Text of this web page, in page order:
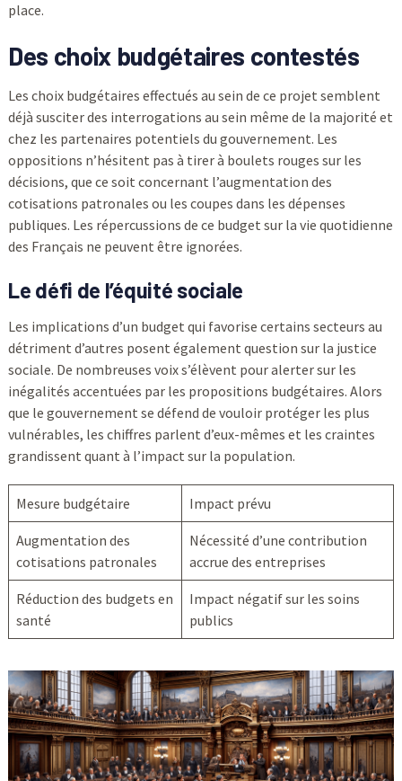
place.
Des choix budgétaires contestés
Les choix budgétaires effectués au sein de ce projet semblent
déjà susciter des interrogations au sein même de la majorité et
chez les partenaires potentiels du gouvernement. Les
oppositions n’hésitent pas à tirer à boulets rouges sur les
décisions, que ce soit concernant l’augmentation des
cotisations patronales ou les coupes dans les dépenses
publiques. Les répercussions de ce budget sur la vie quotidienne
des Français ne peuvent être ignorées.
Le défi de l’équité sociale
Les implications d’un budget qui favorise certains secteurs au
détriment d’autres posent également question sur la justice
sociale. De nombreuses voix s’élèvent pour alerter sur les
inégalités accentuées par les propositions budgétaires. Alors
que le gouvernement se défend de vouloir protéger les plus
vulnérables, les chiffres parlent d’eux-mêmes et les craintes
grandissent quant à l’impact sur la population.
Mesure budgétaire Impact prévu
Augmentation des
cotisations patronales
Nécessité d’une contribution
accrue des entreprises
Réduction des budgets en
santé
Impact négatif sur les soins
publics